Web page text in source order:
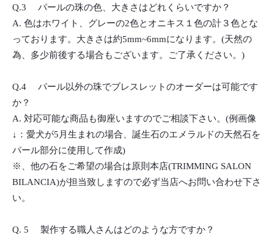
Q.3 パールの珠の色、大きさはどれくらいですか？
A. 色はホワイト、グレーの2色とオニキス１色の計３色とな
っております。大きさは約5mm~6mmになります。(天然の
為、多少前後する場合もございます。ご了承ください。)
Q.4 パール以外の珠でブレスレットのオーダーは可能です
か？
A. 対応可能な商品も御座いますのでご相談下さい。(例画像
↓：愛犬が5月生まれの場合、誕生石のエメラルドの天然石を
パール部分に使用して作成)
※、他の石をご希望の場合は原則本店(TRIMMING SALON
BILANCIA)が担当致しますので必ず当店へお問い合わせ下さ
い。
Q. 5 製作する職人さんはどのような方ですか？